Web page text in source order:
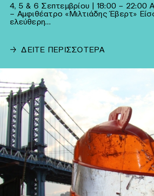
4, 5 & 6 Σεπτεμβρίου | 18:00 – 22:00
– Αμφιθέατρο «Μιλτιάδης Έβερτ»
ελεύθερη…
→ ΔΕΙΤΕ ΠΕΡΙΣΣΟΤΕΡΑ